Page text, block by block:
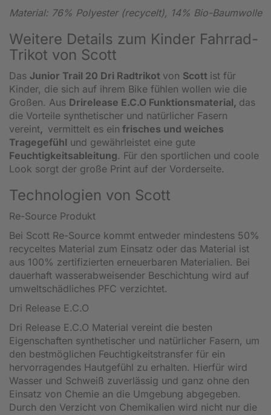
Material: 76% Polyester (recycelt), 14% Bio-Baumwolle
Weitere Details zum Kinder Fahrrad-
Trikot von Scott
Das Junior Trail 20 Dri Radtrikot von Scott ist für
Kinder, die sich auf ihrem Bike fühlen wollen wie die
Großen. Aus Drirelease E.C.O Funktionsmaterial, das
die Vorteile synthetischer und natürlicher Fasern
vereint, vermittelt es ein frisches und weiches
Tragegefühl und gewährleistet eine gute
Feuchtigkeitsableitung. Für den sportlichen und coole
Look sorgt der große Print auf der Vorderseite.
Technologien von Scott
Re-Source Produkt
Bei Scott Re-Source kommt entweder mindestens 50%
recyceltes Material zum Einsatz oder das Material ist
aus 100% zertifizierten erneuerbaren Materialien. Bei
dauerhaft wasserabweisender Beschichtung wird auf
umweltschädliches PFC verzichtet.
Dri Release E.C.O
Dri Release E.C.O Material vereint die besten
Eigenschaften synthetischer und natürlicher Fasern, um
den bestmöglichen Feuchtigkeitstransfer für ein
hervorragendes Hautgefühl zu erhalten. Hierfür wird
Wasser und Schweiß zuverlässig und ganz ohne den
Einsatz von Chemie an die Umgebung abgegeben.
Durch den Verzicht von Chemikalien wird nicht nur die